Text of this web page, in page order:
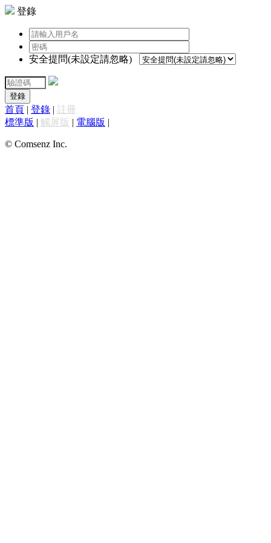
登錄
安全提問(未設定請忽略)
登錄
首頁 | 登錄 | 註冊
標準版 | 觸屏版 | 電腦版 |
© Comsenz Inc.